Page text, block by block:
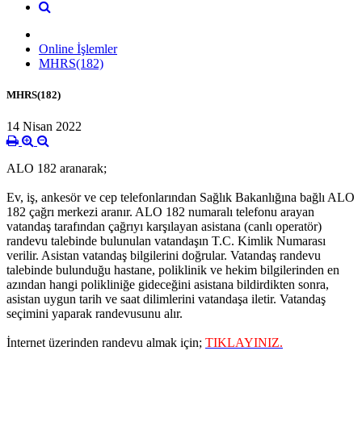
Online İşlemler
MHRS(182)
MHRS(182)
14 Nisan 2022
ALO 182 aranarak;
Ev, iş, ankesör ve cep telefonlarından Sağlık Bakanlığına bağlı ALO
182 çağrı merkezi aranır. ALO 182 numaralı telefonu arayan
vatandaş tarafından çağrıyı karşılayan asistana (canlı operatör)
randevu talebinde bulunulan vatandaşın T.C. Kimlik Numarası
verilir. Asistan vatandaş bilgilerini doğrular. Vatandaş randevu
talebinde bulunduğu hastane, poliklinik ve hekim bilgilerinden en
azından hangi polikliniğe gideceğini asistana bildirdikten sonra,
asistan uygun tarih ve saat dilimlerini vatandaşa iletir. Vatandaş
seçimini yaparak randevusunu alır.
İnternet üzerinden randevu almak için; TIKLAYINIZ.